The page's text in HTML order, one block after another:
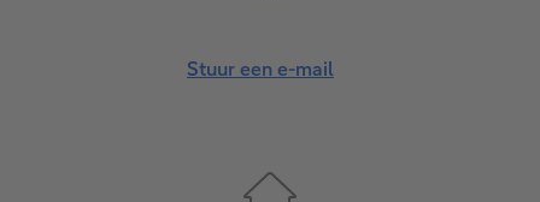
Stuur een e-mail